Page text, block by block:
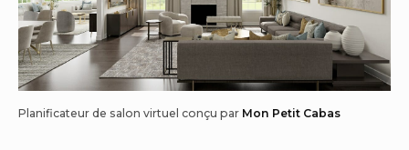
Planificateur de salon virtuel conçu par Mon Petit Cabas